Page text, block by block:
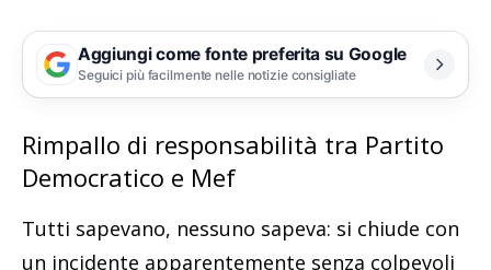
Aggiungi come fonte preferita su Google
Seguici più facilmente nelle notizie consigliate
Rimpallo di responsabilità tra Partito
Democratico e Mef
Tutti sapevano, nessuno sapeva: si chiude con
un incidente apparentemente senza colpevoli